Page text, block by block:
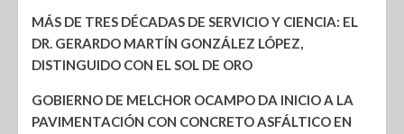
MÁS DE TRES DÉCADAS DE SERVICIO Y CIENCIA: EL
DR. GERARDO MARTÍN GONZÁLEZ LÓPEZ,
DISTINGUIDO CON EL SOL DE ORO
GOBIERNO DE MELCHOR OCAMPO DA INICIO A LA
PAVIMENTACIÓN CON CONCRETO ASFÁLTICO EN